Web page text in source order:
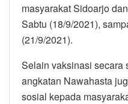
masyarakat Sidoarjo
Sabtu (18/9/2021),
(21/9/2021).
Selain vaksinasi secara
angkatan Nawahasta
sosial kepada